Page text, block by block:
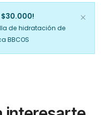
$30.000!
de hidratación de
BBCOS